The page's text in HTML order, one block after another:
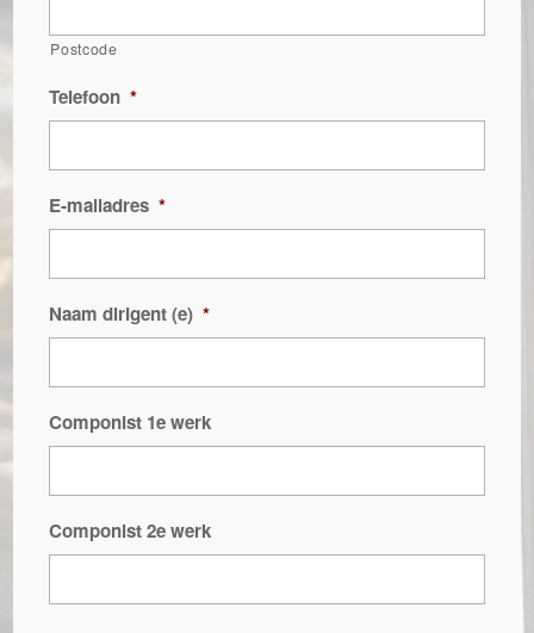
Postcode
Telefoon *
E-mailadres *
Naam dirigent (e) *
Componist 1e werk
Componist 2e werk